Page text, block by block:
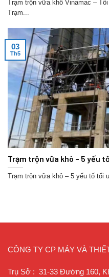
Trạm trộn vữa khô Vinamac –
Trạm...
Trạm trộn vữa khô – 5 yếu
Trạm trộn vữa khô – 5 yếu tố tối
03
Th5
CÔNG TY CP MÁY VÀ
Trụ Sở : 31-33 Đường 160,